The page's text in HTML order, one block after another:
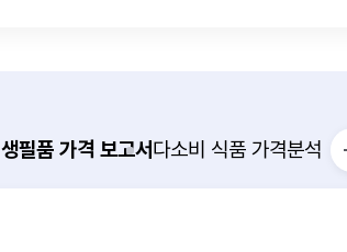
생필품 가격보고서다소비 식품가격분석